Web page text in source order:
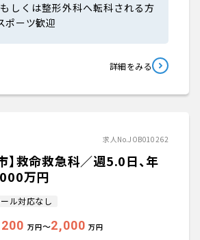
しくは整形外科へ転科される方
ポーツ歓迎
詳細をみる
求人No.JOB010262
】救命救急科／週5.0日、年
万円
ル対応なし
万円〜2,000 万円